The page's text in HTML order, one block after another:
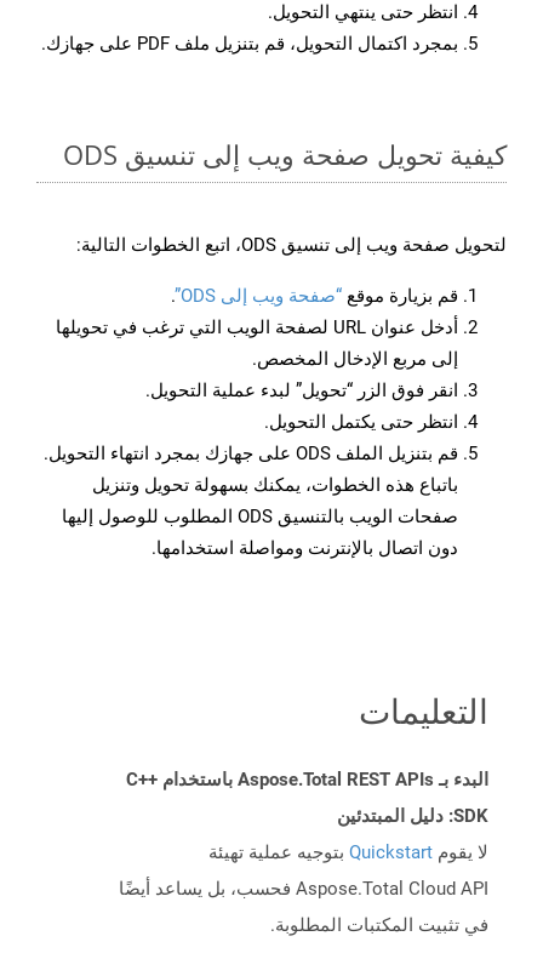
انتظر حتى ينتهي التحويل.
بمجرد اكتمال التحويل، قم بتنزيل ملف PDF على جهازك.
كيفية تحويل صفحة ويب إلى تنسيق ODS
لتحويل صفحة ويب إلى تنسيق ODS، اتبع الخطوات التالية:
قم بزيارة موقع “صفحة ويب إلى ODS”
.
أدخل عنوان URL لصفحة الويب التي ترغب في تحويلها
إلى مربع الإدخال المخصص.
انقر فوق الزر “تحويل” لبدء عملية التحويل.
انتظر حتى يكتمل التحويل.
قم بتنزيل الملف ODS على جهازك بمجرد انتهاء التحويل.
باتباع هذه الخطوات، يمكنك بسهولة تحويل وتنزيل
صفحات الويب بالتنسيق ODS المطلوب للوصول إليها
دون اتصال بالإنترنت ومواصلة استخدامها.
التعليمات
البدء بـ Aspose.Total REST APIs باستخدام C++
SDK: دليل المبتدئين
لا يقوم Quickstart بتوجيه عملية تهيئة
Aspose.Total Cloud API فحسب، بل يساعد أيضًا
في تثبيت المكتبات المطلوبة.